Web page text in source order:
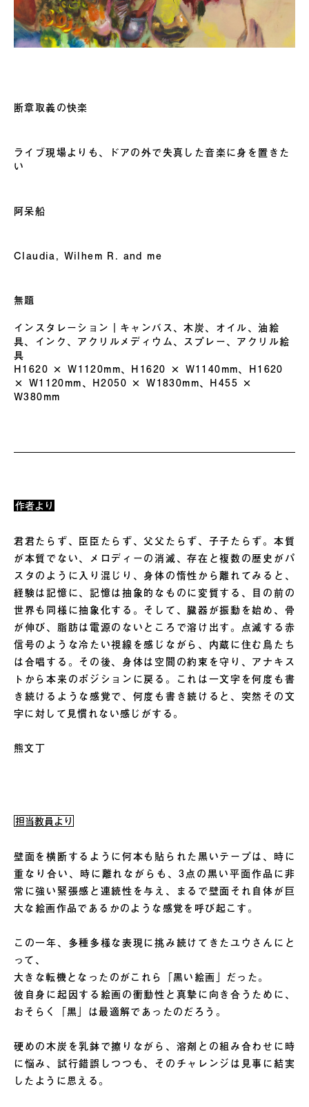
断章取義の快楽
ライブ現場よりも、ドアの外で失真した音楽に身を置きた
い
阿呆船
Claudia, Wilhem R. and me
無題
インスタレーション｜キャンバス、木炭、オイル、油絵
具、インク、アクリルメディウム、スプレー、アクリル絵
具
H1620 × W1120mm、H1620 × W1140mm、H1620
× W1120mm、H2050 × W1830mm、H455 ×
W380mm
作者より
君君たらず、臣臣たらず、父父たらず、子子たらず。本質
が本質でない、メロディーの消滅、存在と複数の歴史がパ
スタのように入り混じり、身体の惰性から離れてみると、
経験は記憶に、記憶は抽象的なものに変質する、目の前の
世界も同様に抽象化する。そして、臓器が振動を始め、骨
が伸び、脂肪は電源のないところで溶け出す。点滅する赤
信号のような冷たい視線を感じながら、内蔵に住む鳥たち
は合唱する。その後、身体は空間の約束を守り、アナキス
トから本来のポジションに戻る。これは一文字を何度も書
き続けるような感覚で、何度も書き続けると、突然その文
字に対して見慣れない感じがする。
熊文丁
担当教員より
壁面を横断するように何本も貼られた黒いテープは、時に
重なり合い、時に離れながらも、3点の黒い平面作品に非
常に強い緊張感と連続性を与え、まるで壁面それ自体が巨
大な絵画作品であるかのような感覚を呼び起こす。
この一年、多種多様な表現に挑み続けてきたユウさんにと
って、
大きな転機となったのがこれら「黒い絵画」だった。
彼自身に起因する絵画の衝動性と真摯に向き合うために、
おそらく「黒」は最適解であったのだろう。
硬めの木炭を乳鉢で擦りながら、溶剤との組み合わせに時
に悩み、試行錯誤しつつも、そのチャレンジは見事に結実
したように思える。